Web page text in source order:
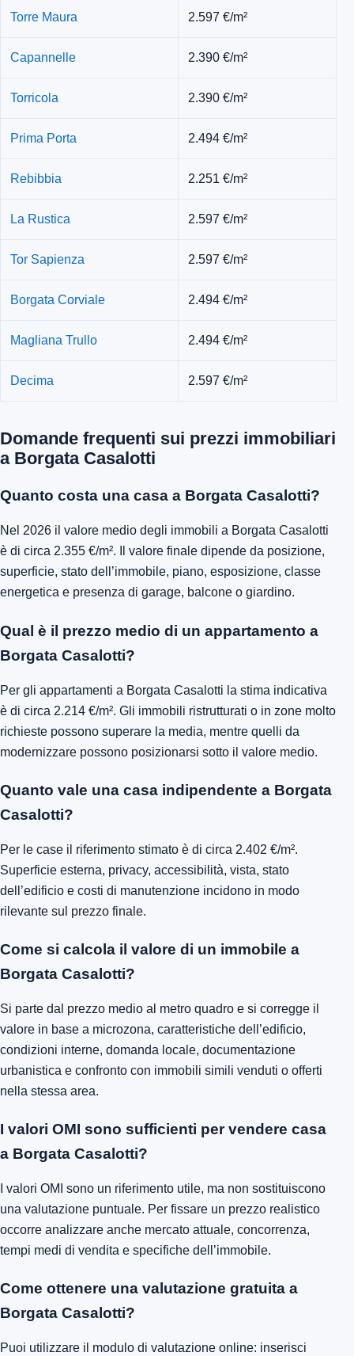
Torre Maura 2.597 €/m²
Capannelle 2.390 €/m²
Torricola 2.390 €/m²
Prima Porta 2.494 €/m²
Rebibbia 2.251 €/m²
La Rustica 2.597 €/m²
Tor Sapienza 2.597 €/m²
Borgata Corviale 2.494 €/m²
Magliana Trullo 2.494 €/m²
Decima 2.597 €/m²
Domande frequenti sui prezzi immobiliari
a Borgata Casalotti
Quanto costa una casa a Borgata Casalotti?
Nel 2026 il valore medio degli immobili a Borgata Casalotti
è di circa 2.355 €/m². Il valore finale dipende da posizione,
superficie, stato dell’immobile, piano, esposizione, classe
energetica e presenza di garage, balcone o giardino.
Qual è il prezzo medio di un appartamento a
Borgata Casalotti?
Per gli appartamenti a Borgata Casalotti la stima indicativa
è di circa 2.214 €/m². Gli immobili ristrutturati o in zone molto
richieste possono superare la media, mentre quelli da
modernizzare possono posizionarsi sotto il valore medio.
Quanto vale una casa indipendente a Borgata
Casalotti?
Per le case il riferimento stimato è di circa 2.402 €/m².
Superficie esterna, privacy, accessibilità, vista, stato
dell’edificio e costi di manutenzione incidono in modo
rilevante sul prezzo finale.
Come si calcola il valore di un immobile a
Borgata Casalotti?
Si parte dal prezzo medio al metro quadro e si corregge il
valore in base a microzona, caratteristiche dell’edificio,
condizioni interne, domanda locale, documentazione
urbanistica e confronto con immobili simili venduti o offerti
nella stessa area.
I valori OMI sono sufficienti per vendere casa
a Borgata Casalotti?
I valori OMI sono un riferimento utile, ma non sostituiscono
una valutazione puntuale. Per fissare un prezzo realistico
occorre analizzare anche mercato attuale, concorrenza,
tempi medi di vendita e specifiche dell’immobile.
Come ottenere una valutazione gratuita a
Borgata Casalotti?
Puoi utilizzare il modulo di valutazione online: inserisci